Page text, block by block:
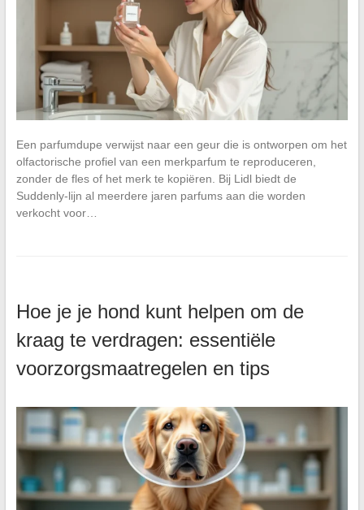
Een parfumdupe verwijst naar een geur die is ontworpen om het
olfactorische profiel van een merkparfum te reproduceren,
zonder de fles of het merk te kopiëren. Bij Lidl biedt de
Suddenly-lijn al meerdere jaren parfums aan die worden
verkocht voor…
Hoe je je hond kunt helpen om de
kraag te verdragen: essentiële
voorzorgsmaatregelen en tips